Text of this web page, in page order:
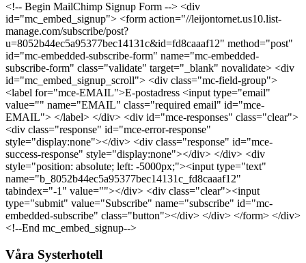
<!-- Begin MailChimp Signup Form --> <div
id="mc_embed_signup"> <form action="//leijontornet.us10.list-
manage.com/subscribe/post?
u=8052b44ec5a95377bec14131c&id=fd8caaaf12" method="post"
id="mc-embedded-subscribe-form" name="mc-embedded-
subscribe-form" class="validate" target="_blank" novalidate> <div
id="mc_embed_signup_scroll"> <div class="mc-field-group">
<label for="mce-EMAIL">E-postadress <input type="email"
value="" name="EMAIL" class="required email" id="mce-
EMAIL"> </label> </div> <div id="mce-responses" class="clear">
<div class="response" id="mce-error-response"
style="display:none"></div> <div class="response" id="mce-
success-response" style="display:none"></div> </div> <div
style="position: absolute; left: -5000px;"><input type="text"
name="b_8052b44ec5a95377bec14131c_fd8caaaf12"
tabindex="-1" value=""></div> <div class="clear"><input
type="submit" value="Subscribe" name="subscribe" id="mc-
embedded-subscribe" class="button"></div> </div> </form> </div>
<!--End mc_embed_signup-->
Våra Systerhotell